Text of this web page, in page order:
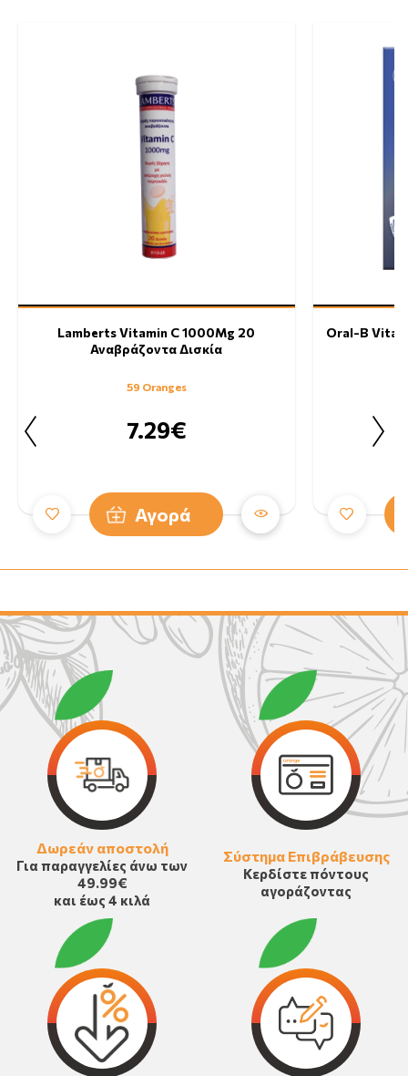
Lamberts Vitamin C 1000Mg 20
Αναβράζοντα Δισκία
59 Oranges
7.29€
Αγορά
Oral-B
Δωρεάν αποστολή
Για παραγγελίες άνω των
49.99€
και έως 4 κιλά
Σύστημα Επιβράβευσης
Κερδίστε πόντους
αγοράζοντας